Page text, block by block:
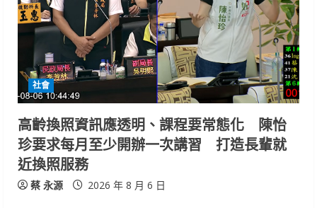
社會
高齡換照資訊應透明、課程要常態化 陳怡
珍要求每月至少開辦一次講習 打造長輩就
近換照服務
蔡 永源 2026 年 8 月 6 日